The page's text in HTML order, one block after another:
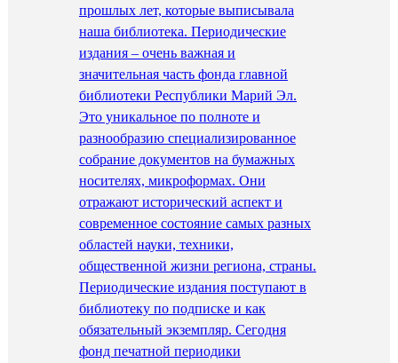
прошлых лет, которые выписывала
наша библиотека. Периодические
издания – очень важная и
значительная часть фонда главной
библиотеки Республики Марий Эл.
Это уникальное по полноте и
разнообразию специализированное
собрание документов на бумажных
носителях, микроформах. Они
отражают исторический аспект и
современное состояние самых разных
областей науки, техники,
общественной жизни региона, страны.
Периодические издания поступают в
библиотеку по подписке и как
обязательный экземпляр. Сегодня
фонд печатной периодики